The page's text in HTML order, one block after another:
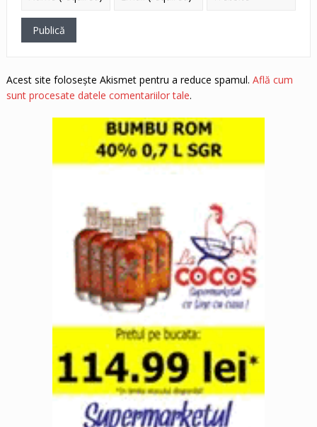
Acest site folosește Akismet pentru a reduce spamul. Află cum
sunt procesate datele comentariilor tale.